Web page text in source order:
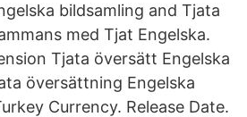
bildsamling and Tjata
med Tjat Engelska.
Tjata översätt Engelska
översättning Engelska
Currency. Release Date.